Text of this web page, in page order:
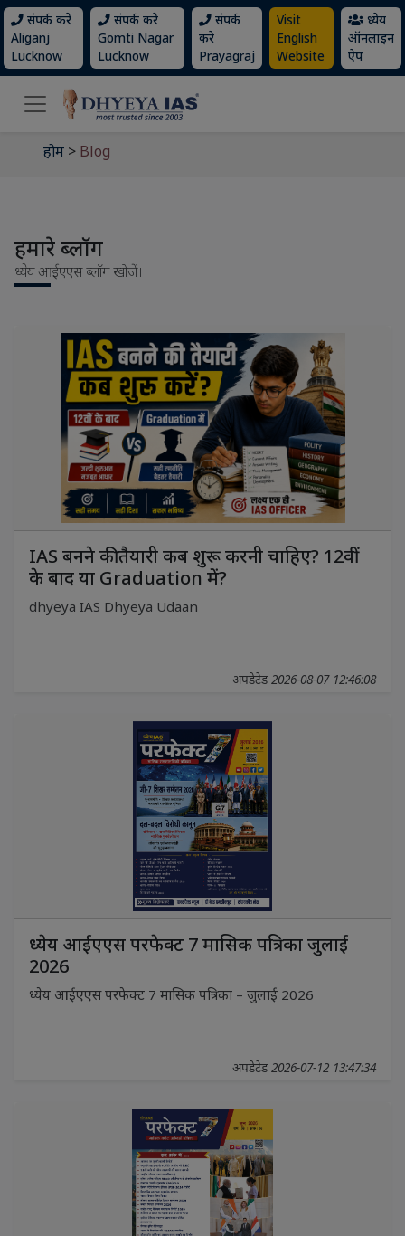
संपर्क करे
Aliganj
Lucknow
संपर्क करे
Gomti Nagar
Lucknow
संपर्क
करे
Prayagraj
Visit
English
Website
ध्येय
ऑनलाइन
ऐप
होम > Blog
हमारे ब्लॉग
ध्येय आईएएस ब्लॉग खोजें।
IAS बनने की तैयारी कब शुरू करनी चाहिए? 12वीं
के बाद या Graduation में?
dhyeya IAS Dhyeya Udaan
अपडेटेड 2026-08-07 12:46:08
ध्येय आईएएस परफेक्ट 7 मासिक पत्रिका जुलाई
2026
ध्येय आईएएस परफेक्ट 7 मासिक पत्रिका – जुलाई 2026
अपडेटेड 2026-07-12 13:47:34